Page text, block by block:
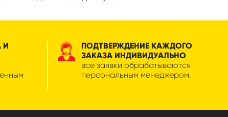
И
ПОДТВЕРЖДЕНИЕ КАЖДОГО
ЗАКАЗА ИНДИВИДУАЛЬНО
все заявки обрабатываются
персональным менеджером.